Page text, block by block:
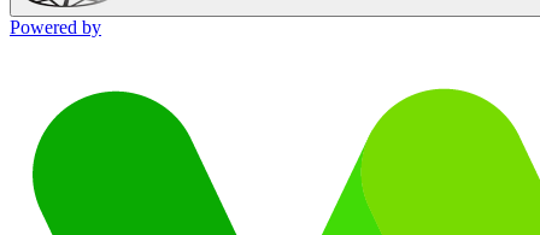
Powered by